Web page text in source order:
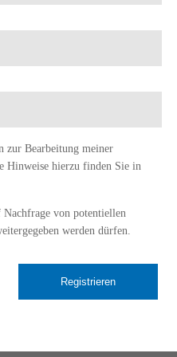
zur Bearbeitung meiner
Hinweise hierzu finden Sie in
von potentiellen
werden dürfen.
Registrieren